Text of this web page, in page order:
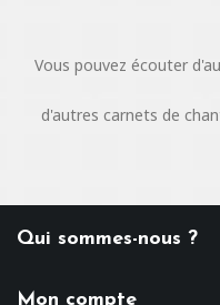
Vous pouvez écouter
d'autres carnets de
Qui sommes-nous ?
Mon compte